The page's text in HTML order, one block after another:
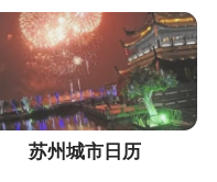
苏州城市日历